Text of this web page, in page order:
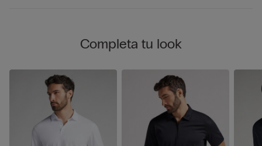
Completa tu look